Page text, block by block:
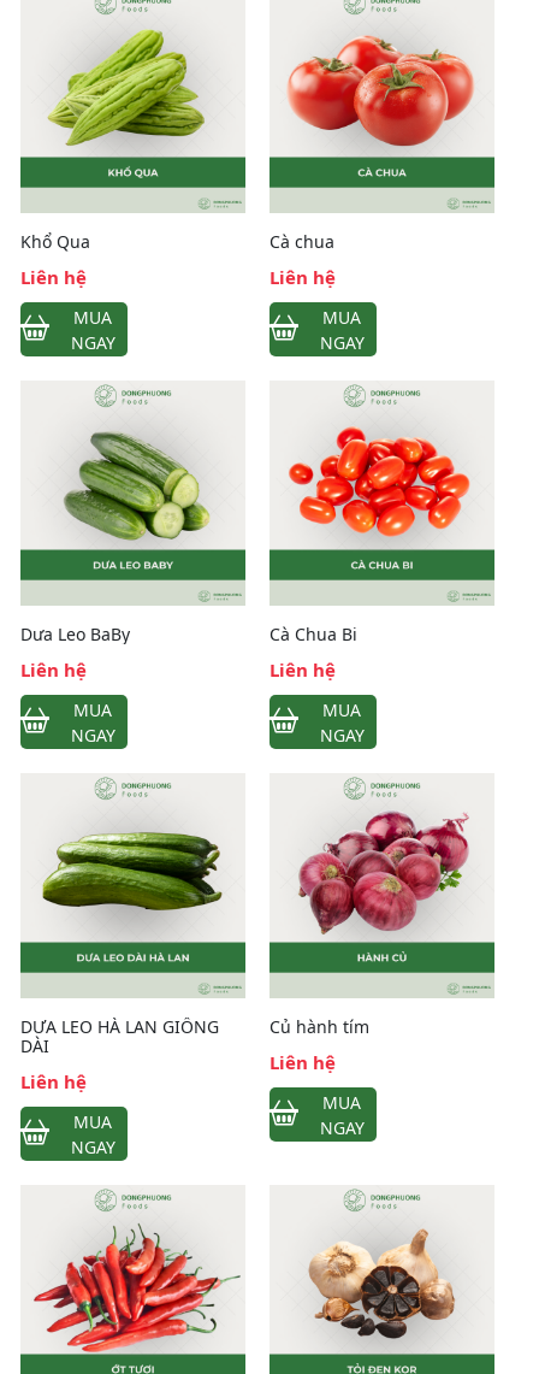
Khổ Qua
Liên hệ
MUA
NGAY
Cà chua
Liên hệ
MUA
NGAY
Dưa Leo BaBy
Liên hệ
MUA
NGAY
Cà Chua Bi
Liên hệ
MUA
NGAY
DƯA LEO HÀ LAN GIỐNG
DÀI
Liên hệ
MUA
NGAY
Củ hành tím
Liên hệ
MUA
NGAY